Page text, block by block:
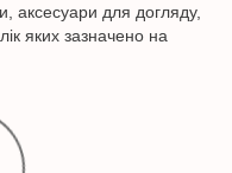
аксесуари для догляду,
яких зазначено на